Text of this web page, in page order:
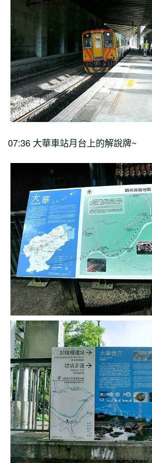
07:36 大華車站月台上的解說牌~